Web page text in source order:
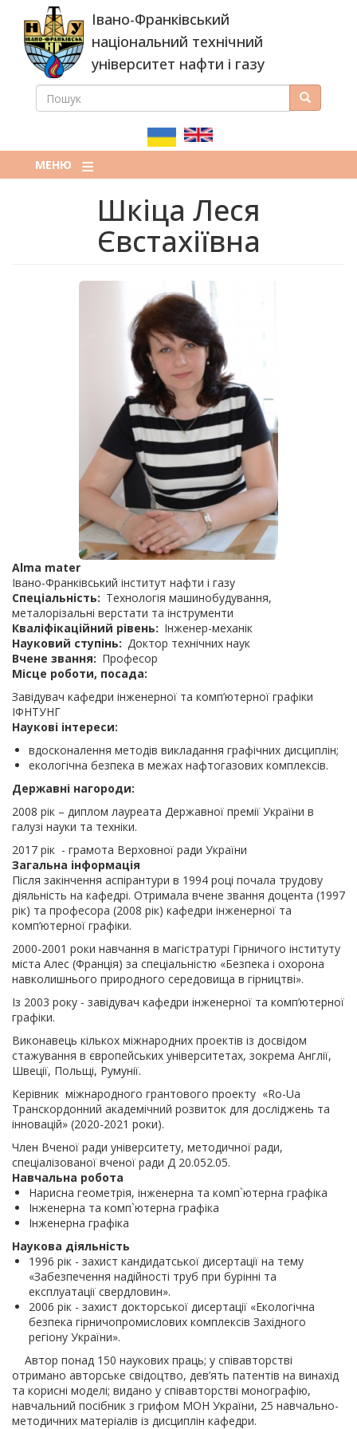
основного
вмісту
Івано-Франківський
національний технічний
університет нафти і газу
ПОШУКОВА
ПОШУК Пошук
МЕНЮ
Шкіца Леся
Євстахіївна
Alma mater
Івано-Франківський інститут нафти і газу
Спеціальність
Технологія машинобудування,
металорізальні верстати та інструменти
Кваліфікаційний рівень
Інженер-механік
Науковий ступінь
Доктор технічних наук
Вчене звання
Професор
Місце роботи, посада
Завідувач кафедри інженерної та комп’ютерної графіки
ІФНТУНГ
Наукові інтереси
вдосконалення методів викладання графічних дисциплін;
екологічна безпека в межах нафтогазових комплексів.
Державні нагороди
2008 рік – диплом лауреата Державної премії України в
галузі науки та техніки.
2017 рік - грамота Верховної ради України
Загальна інформація
Після закінчення аспірантури в 1994 році почала трудову
діяльність на кафедрі. Отримала вчене звання доцента (1997
рік) та професора (2008 рік) кафедри інженерної та
комп’ютерної графіки.
2000-2001 роки навчання в магістратурі Гірничого інституту
міста Алес (Франція) за спеціальністю «Безпека і охорона
навколишнього природного середовища в гірництві».
Із 2003 року - завідувач кафедри інженерної та комп’ютерної
графіки.
Виконавець кількох міжнародних проектів із досвідом
стажування в європейських університетах, зокрема Англії,
Швеції, Польщі, Румунії.
Керівник міжнародного грантового проекту «Ro-Ua
Транскордонний академічний розвиток для досліджень та
інновацій» (2020-2021 роки).
Член Вченої ради університету, методичної ради,
спеціалізованої вченої ради Д 20.052.05.
Навчальна робота
Нарисна геометрія, інженерна та комп`ютерна графіка
Інженерна та комп`ютерна графіка
Інженерна графіка
Наукова діяльність
1996 рік - захист кандидатської дисертації на тему
«Забезпечення надійності труб при бурінні та
експлуатації свердловин».
2006 рік - захист докторської дисертації «Екологічна
безпека гірничопромислових комплексів Західного
регіону України».
Автор понад 150 наукових праць; у співавторстві
отримано авторське свідоцтво, дев’ять патентів на винахід
та корисні моделі; видано у співавторстві монографію,
навчальний посібник з грифом МОН України, 25 навчально-
методичних матеріалів із дисциплін кафедри.